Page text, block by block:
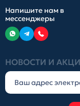
НОВОСТИ И
Напишите нам в
мессенджеры